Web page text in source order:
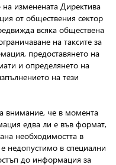
изменената Директива
от обществения сектор
всяка обществена
на таксите за
предоставянето на
и определянето на
на тези
внимание, че в момента
едва ли е във формат,
необходимостта в
недопустимо в специални
до информация за